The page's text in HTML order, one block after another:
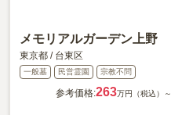
50代・ 女性
総合評価
メモリアルガーデン上野
東京都 / 台東区
一般墓 民営霊園 宗教不問
参考価格:263万円（税込）～